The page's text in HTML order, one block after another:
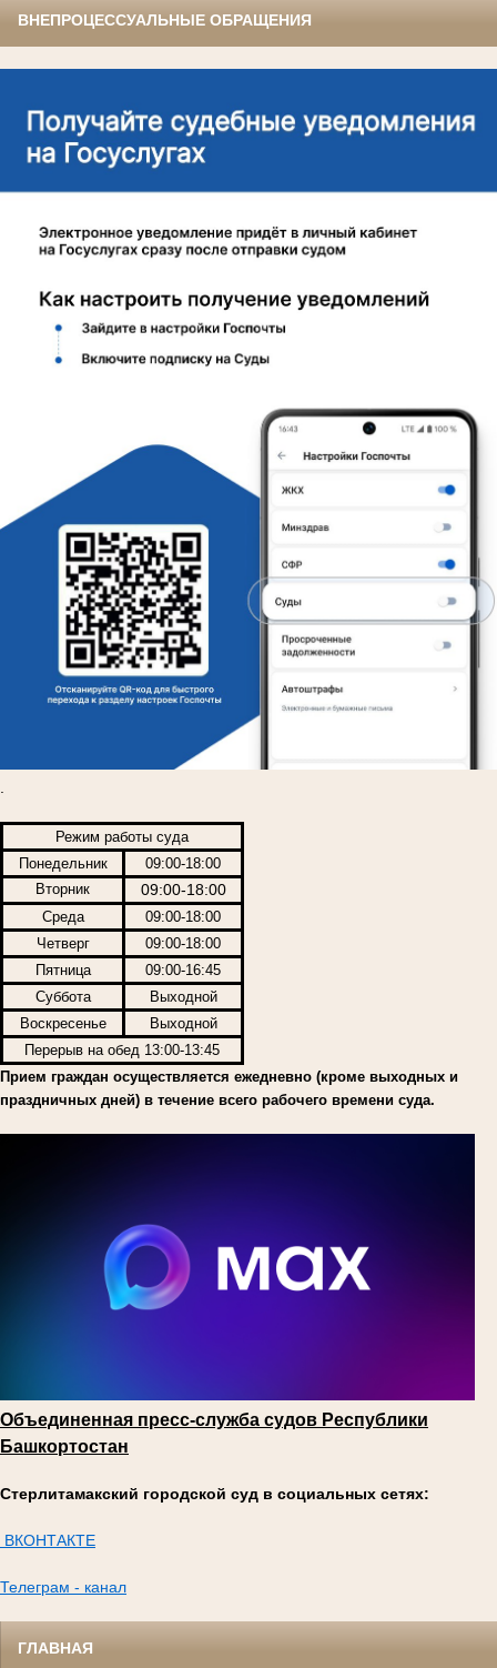
ВНЕПРОЦЕССУАЛЬНЫЕ ОБРАЩЕНИЯ
Режим работы суда
Понедельник
09:00-18:00
Вторник
09:00-18:00
Среда
09:00-18:00
Четверг
09:00-18:00
Пятница
09:00-16:45
Суббота
Выходной
Воскресенье
Выходной
Перерыв на обед 13:00-13:45
Прием граждан осуществляется ежедневно (кроме выходных и
праздничных дней) в течение всего рабочего времени суда.
Объединенная пресс-служба судов Республики
Башкортостан
Стерлитамакский городской суд в социальных сетях:
ВКОНТАКТЕ
Телеграм - канал
ГЛАВНАЯ